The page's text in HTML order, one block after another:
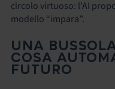
circolo virtuoso: l’AI
modello “impara”.
UNA
COSA
FUTURO